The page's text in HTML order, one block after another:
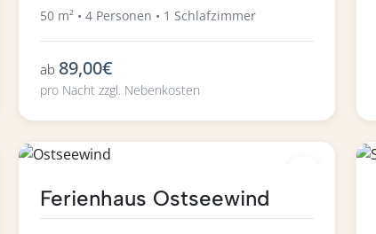
50 m² • 4 Personen • 1 Schlafzimmer
ab 89,00€
pro Nacht zzgl. Nebenkosten
Ferienhaus Ostseewind